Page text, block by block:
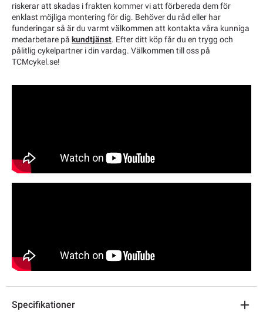
riskerar att skadas i frakten kommer vi att förbereda dem för
enklast möjliga montering för dig. Behöver du råd eller har
funderingar så är du varmt välkommen att kontakta våra kunniga
medarbetare på kundtjänst. Efter ditt köp får du en trygg och
pålitlig cykelpartner i din vardag. Välkommen till oss på
TCMcykel.se!
Specifikationer